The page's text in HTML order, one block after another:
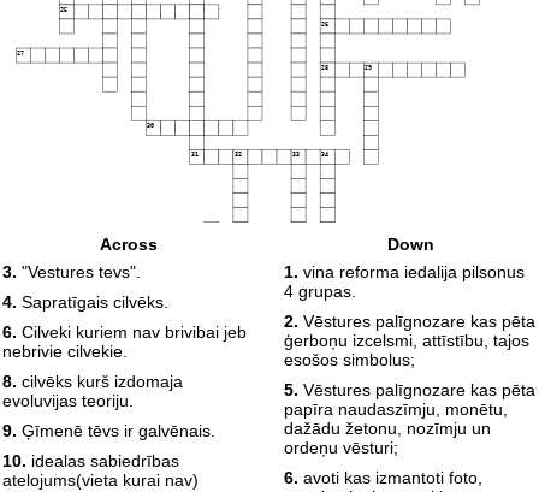
25
26
27
28 29
30
31 32 33 34
Across
3. "Vestures tevs".
4. Sapratīgais cilvēks.
6. Cilveki kuriem nav brivibai jeb
nebrivie cilvekie.
8. cilvēks kurš izdomaja
evoluvijas teoriju.
9. Ģīmenē tēvs ir galvēnais.
10. idealas sabiedrības
atelojums(vieta kurai nav)
Down
1. vina reforma iedalija pilsonus
4 grupas.
2. Vēstures palīgnozare kas pēta
ģerboņu izcelsmi, attīstību, tajos
esošos simbolus;
5. Vēstures palīgnozare kas pēta
papīra naudaszīmju, monētu,
dažādu žetonu, nozīmju un
ordeņu vēsturi;
6. avoti kas izmantoti foto,